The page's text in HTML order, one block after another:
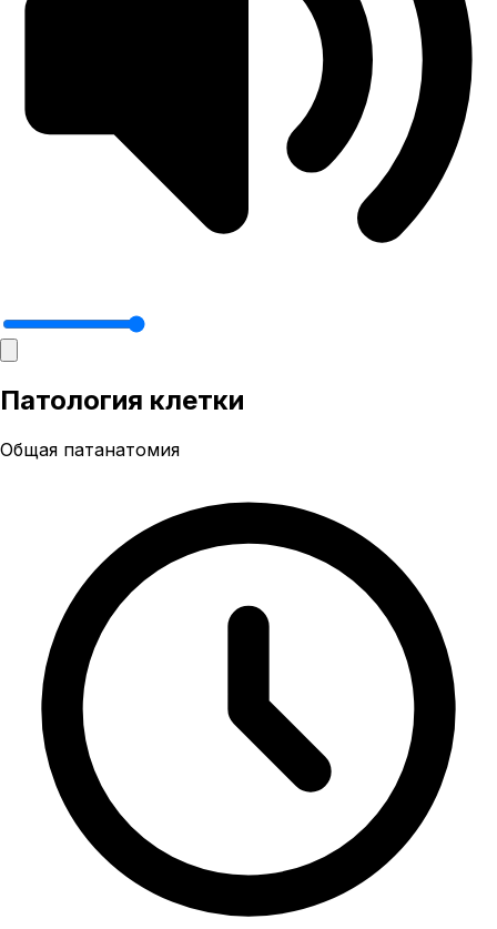
Патология клетки
Общая патанатомия